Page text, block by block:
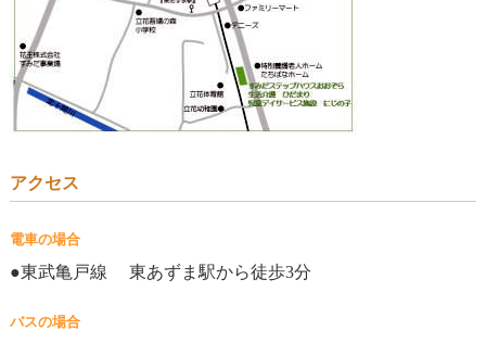
アクセス
電車の場合
●東武亀戸線 東あずま駅から徒歩3分
バスの場合